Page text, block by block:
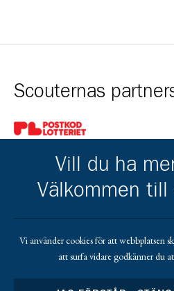
Scouternas
Gå till pl_50
Kårens partners
Gå till https://gvb.nu/
Vill du ha
Välkommen till
Vi använder cookies för att webbplatsen
att surfa vidare godkänner du